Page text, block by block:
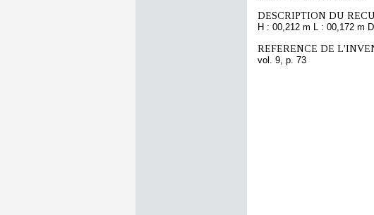
DESCRIPTION DU
H : 00,212 m L : 00,172 m
REFERENCE DE
vol. 9, p. 73